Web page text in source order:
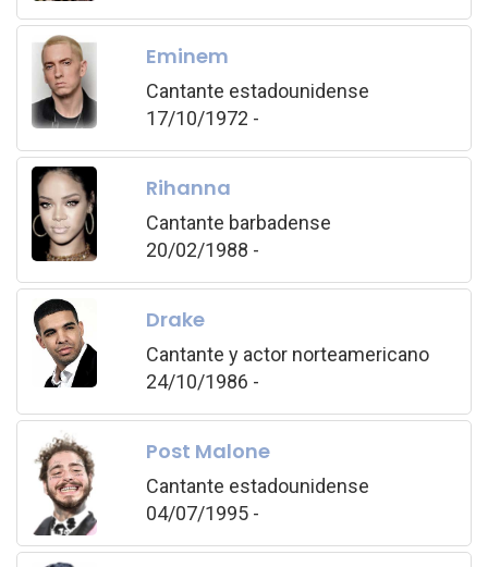
Eminem
Cantante estadounidense
17/10/1972 -
Rihanna
Cantante barbadense
20/02/1988 -
Drake
Cantante y actor norteamericano
24/10/1986 -
Post Malone
Cantante estadounidense
04/07/1995 -